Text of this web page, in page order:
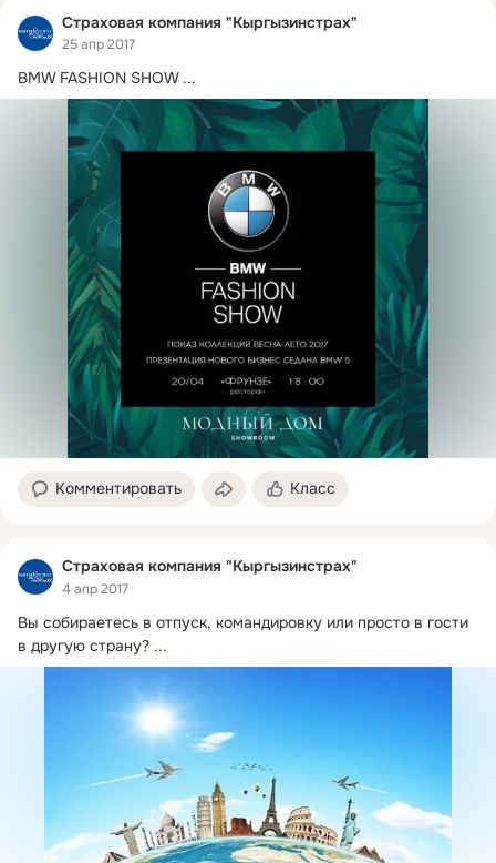
Страховая компания "Кыргызинстрах"
25 апр 2017
BMW FASHION SHOW ...
Комментировать Класс
Страховая компания "Кыргызинстрах"
4 апр 2017
Вы собираетесь в отпуск, командировку или просто в гости
в другую страну? ...